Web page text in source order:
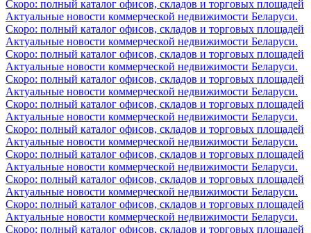
Скоро: полный каталог офисов, складов и торговых площадей
Актуальные новости коммерческой недвижимости Беларуси.
Скоро: полный каталог офисов, складов и торговых площадей
Актуальные новости коммерческой недвижимости Беларуси.
Скоро: полный каталог офисов, складов и торговых площадей
Актуальные новости коммерческой недвижимости Беларуси.
Скоро: полный каталог офисов, складов и торговых площадей
Актуальные новости коммерческой недвижимости Беларуси.
Скоро: полный каталог офисов, складов и торговых площадей
Актуальные новости коммерческой недвижимости Беларуси.
Скоро: полный каталог офисов, складов и торговых площадей
Актуальные новости коммерческой недвижимости Беларуси.
Скоро: полный каталог офисов, складов и торговых площадей
Актуальные новости коммерческой недвижимости Беларуси.
Скоро: полный каталог офисов, складов и торговых площадей
Актуальные новости коммерческой недвижимости Беларуси.
Скоро: полный каталог офисов, складов и торговых площадей
Актуальные новости коммерческой недвижимости Беларуси.
Скоро: полный каталог офисов, складов и торговых площадей